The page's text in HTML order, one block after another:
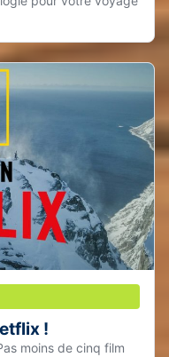
!
moins de cinq film